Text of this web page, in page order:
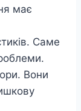
має
Саме
Вони